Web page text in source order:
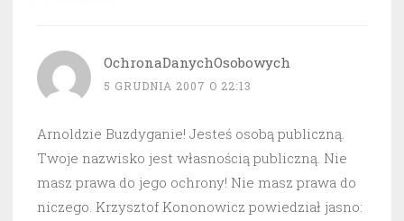
OchronaDanychOsobowych
5 GRUDNIA 2007 O 22:13
Arnoldzie Buzdyganie! Jesteś osobą publiczną.
Twoje nazwisko jest własnością publiczną. Nie
masz prawa do jego ochrony! Nie masz prawa do
niczego. Krzysztof Kononowicz powiedział jasno: